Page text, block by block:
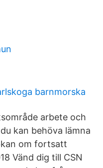
barnmorska
arbete och
kan behöva lämna
om fortsatt
Vänd dig till CSN